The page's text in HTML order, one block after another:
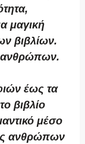
μαγική
βιβλίων.
ανθρώπων.
έως τα
βιβλίο
μέσο
ανθρώπων